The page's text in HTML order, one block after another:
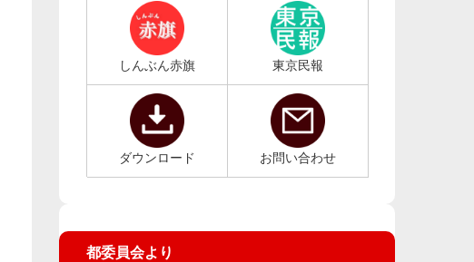
しんぶん赤旗 東京民報
ダウンロード お問い合わせ
都委員会より